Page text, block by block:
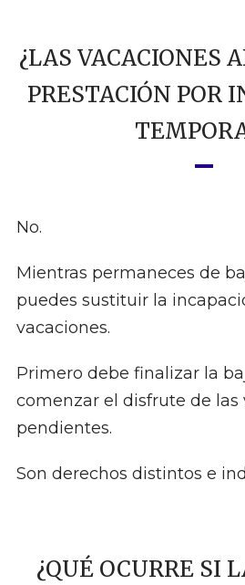
¿LAS VACACIONES
PRESTACIÓN POR
No.
Mientras permaneces de
puedes sustituir la
vacaciones.
Primero debe finalizar la
comenzar el disfrute de las
pendientes.
Son derechos distintos e
¿QUÉ OCURRE SI